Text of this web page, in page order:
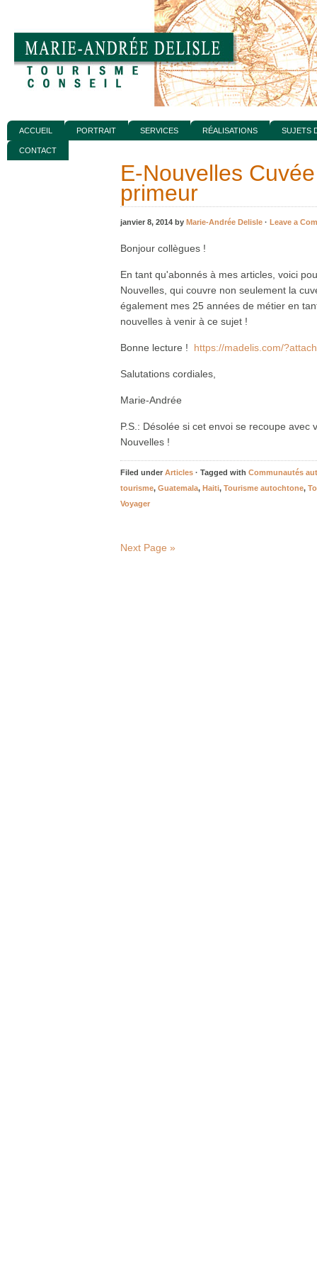
ACCUEIL PORTRAIT SERVICES RÉALISATIONS SUJETS
CONTACT
E-Nouvelles
primeur
janvier 8, 2014 by Marie-Andrée Delisle · Leave a
Bonjour collègues !
En tant qu'abonnés à mes articles, voici
Nouvelles, qui couvre non seulement la
également mes 25 années de métier en
nouvelles à venir à ce sujet !
Bonne lecture ! https://madelis.com/
Salutations cordiales,
Marie-Andrée
​P.S.: Désolée si cet envoi se recoupe avec
Nouvelles !
Filed under Articles · Tagged with Communautés
tourisme, Guatemala, Haiti, Tourisme autochtone,
Voyager
Next Page »